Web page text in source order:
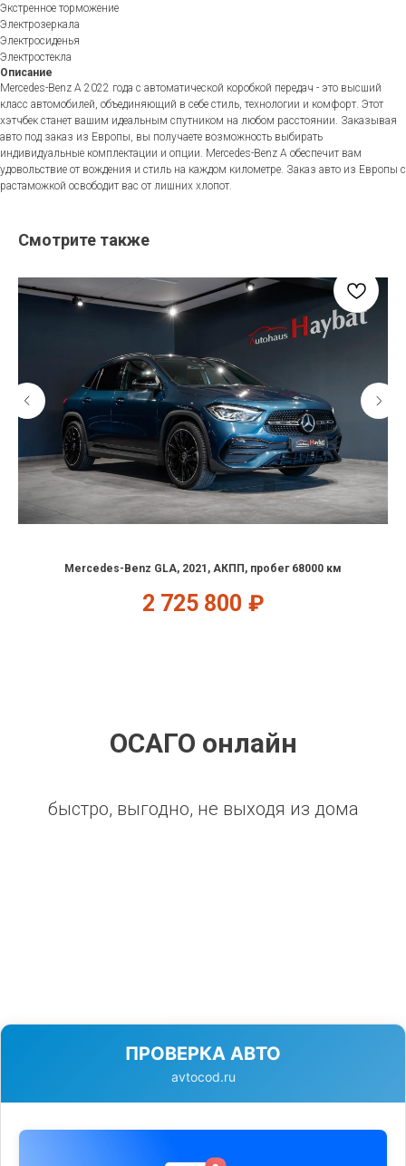
Экстренное торможение
Электрозеркала
Электросиденья
Электростекла
Описание
Mercedes-Benz A 2022 года с автоматической коробкой передач - это высший
класс автомобилей, объединяющий в себе стиль, технологии и комфорт. Этот
хэтчбек станет вашим идеальным спутником на любом расстоянии. Заказывая
авто под заказ из Европы, вы получаете возможность выбирать
индивидуальные комплектации и опции. Mercedes-Benz A обеспечит вам
удовольствие от вождения и стиль на каждом километре. Заказ авто из Европы с
растаможкой освободит вас от лишних хлопот.
Смотрите также
Mercedes-Benz GLA, 2021, АКПП, пробег 68000 км
2 725 800 ₽
ОСАГО онлайн
быстро, выгодно, не выходя из дома
ПРОВЕРКА АВТО
avtocod.ru